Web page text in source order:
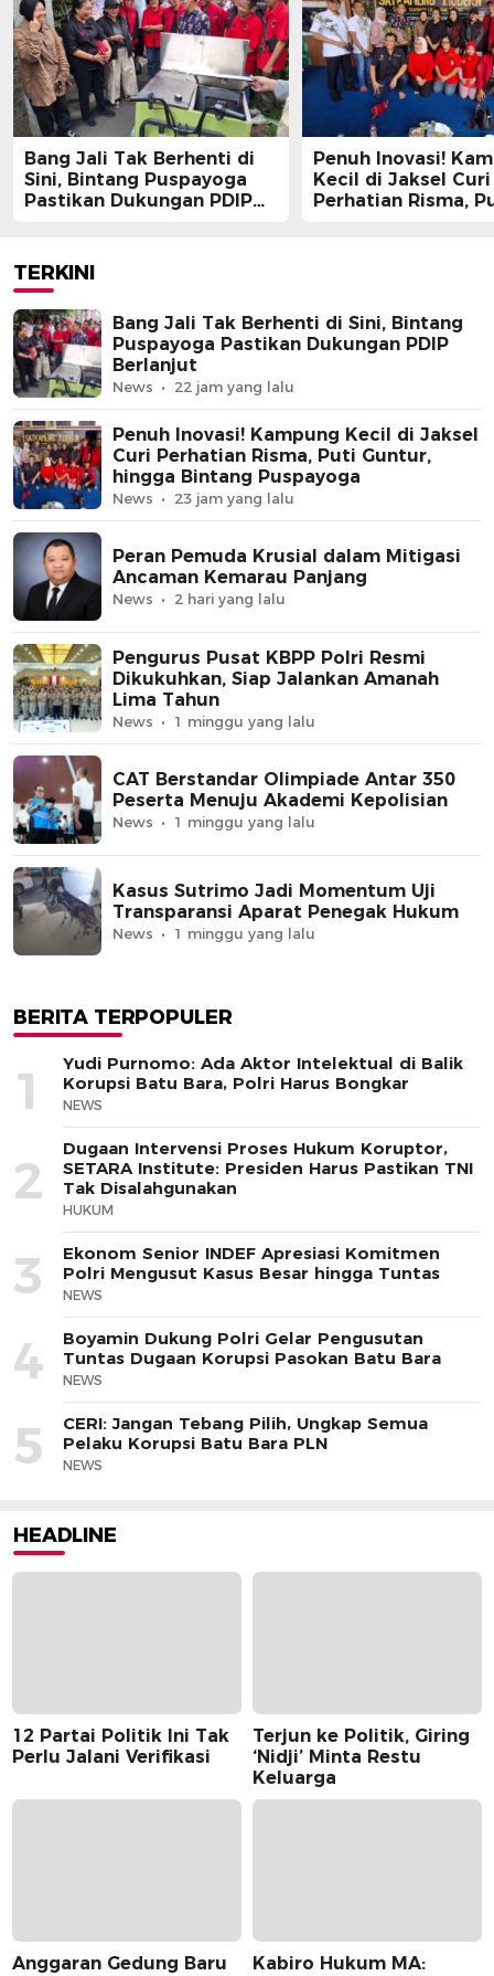
Bang Jali Tak Berhenti di
Sini, Bintang Puspayoga
Pastikan Dukungan PDIP
Penuh Inovasi!
Kecil di Jaksel Curi
Perhatian Risma,
TERKINI
Bang Jali Tak Berhenti di Sini, Bintang
Puspayoga Pastikan Dukungan PDIP
Berlanjut
News 22 jam yang lalu
Penuh Inovasi! Kampung Kecil di Jaksel
Curi Perhatian Risma, Puti Guntur,
hingga Bintang Puspayoga
News 23 jam yang lalu
Peran Pemuda Krusial dalam Mitigasi
Ancaman Kemarau Panjang
News 2 hari yang lalu
Pengurus Pusat KBPP Polri Resmi
Dikukuhkan, Siap Jalankan Amanah
Lima Tahun
News 1 minggu yang lalu
CAT Berstandar Olimpiade Antar 350
Peserta Menuju Akademi Kepolisian
News 1 minggu yang lalu
Kasus Sutrimo Jadi Momentum Uji
Transparansi Aparat Penegak Hukum
News 1 minggu yang lalu
BERITA TERPOPULER
1
Yudi Purnomo: Ada Aktor Intelektual di Balik
Korupsi Batu Bara, Polri Harus Bongkar
NEWS
2
Dugaan Intervensi Proses Hukum Koruptor,
SETARA Institute: Presiden Harus Pastikan TNI
Tak Disalahgunakan
HUKUM
3
Ekonom Senior INDEF Apresiasi Komitmen
Polri Mengusut Kasus Besar hingga Tuntas
NEWS
4
Boyamin Dukung Polri Gelar Pengusutan
Tuntas Dugaan Korupsi Pasokan Batu Bara
NEWS
5
CERI: Jangan Tebang Pilih, Ungkap Semua
Pelaku Korupsi Batu Bara PLN
NEWS
HEADLINE
12 Partai Politik Ini Tak
Perlu Jalani Verifikasi
Terjun ke Politik, Giring
‘Nidji’ Minta Restu
Keluarga
Anggaran Gedung Baru
Kabiro Hukum MA: